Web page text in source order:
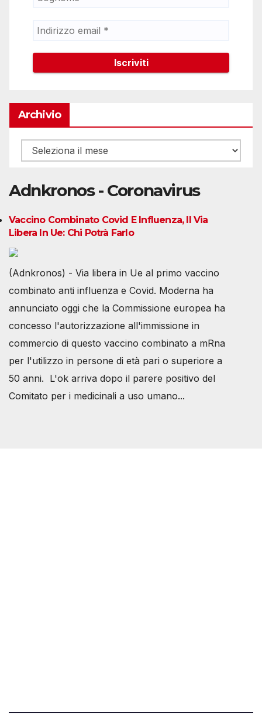
Archivio
Archivio
Adnkronos - Coronavirus
Vaccino Combinato Covid E Influenza, Il Via
Libera In Ue: Chi Potrà Farlo
(Adnkronos) - Via libera in Ue al primo vaccino
combinato anti influenza e Covid. Moderna ha
annunciato oggi che la Commissione europea ha
concesso l'autorizzazione all'immissione in
commercio di questo vaccino combinato a mRna
per l'utilizzo in persone di età pari o superiore a
50 anni. L'ok arriva dopo il parere positivo del
Comitato per i medicinali a uso umano...